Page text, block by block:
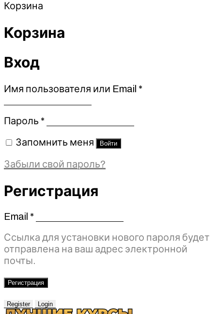
Корзина
Корзина
Вход
Имя пользователя или Email *Обязательно
Пароль *Обязательно
Запомнить меня Войти
Забыли свой пароль?
Регистрация
Email *Обязательно
Ссылка для установки нового пароля будет
отправлена ​​на ваш адрес электронной
почты.
Регистрация
Register Login